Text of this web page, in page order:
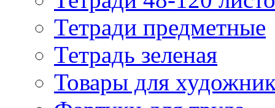
Тетради предметные
Тетрадь зеленая
Товары для